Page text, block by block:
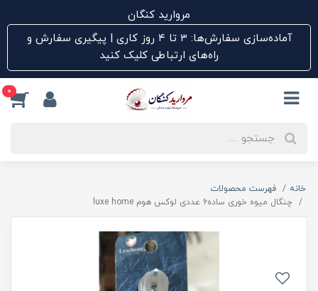
مروارید کنگان
آماده‌سازی سفارش‌ها: ۳ تا ۴ روز کاری | پیگیری سفارش و
راه‌های ارتباطی کلیک کنید
0
خانه
فهرست محصولات
چنگال میوه خوری ساده6 عددی لوکس هوم luxe home